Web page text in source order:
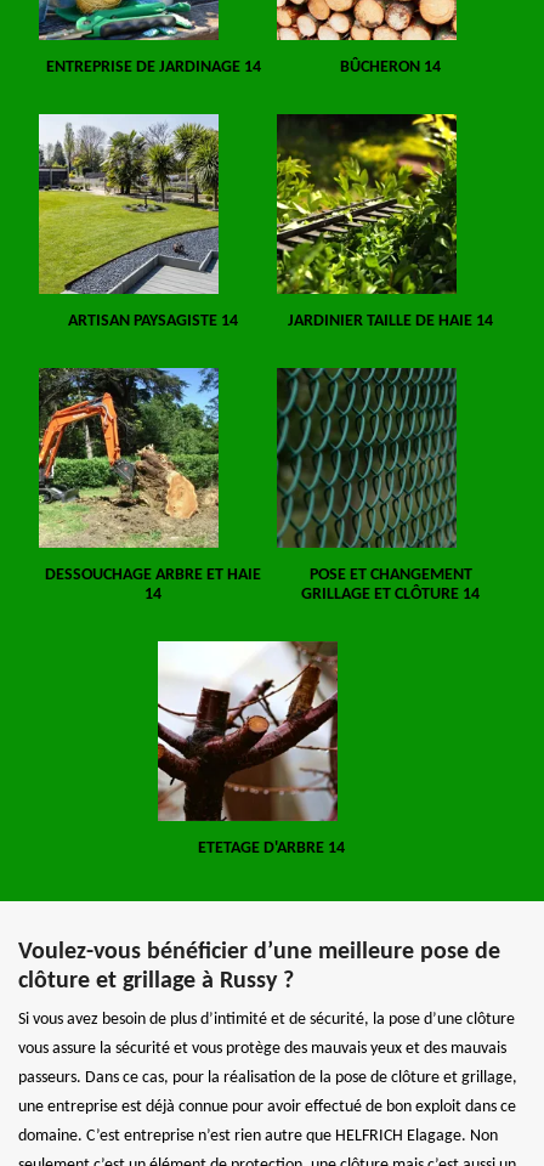
ENTREPRISE DE JARDINAGE 14 BÛCHERON 14
ARTISAN PAYSAGISTE 14 JARDINIER TAILLE DE HAIE 14
DESSOUCHAGE ARBRE ET HAIE
14
POSE ET CHANGEMENT
GRILLAGE ET CLÔTURE 14
ETETAGE D'ARBRE 14
Voulez-vous bénéficier d’une meilleure pose de
clôture et grillage à Russy ?
Si vous avez besoin de plus d’intimité et de sécurité, la pose d’une clôture
vous assure la sécurité et vous protège des mauvais yeux et des mauvais
passeurs. Dans ce cas, pour la réalisation de la pose de clôture et grillage,
une entreprise est déjà connue pour avoir effectué de bon exploit dans ce
domaine. C’est entreprise n’est rien autre que HELFRICH Elagage. Non